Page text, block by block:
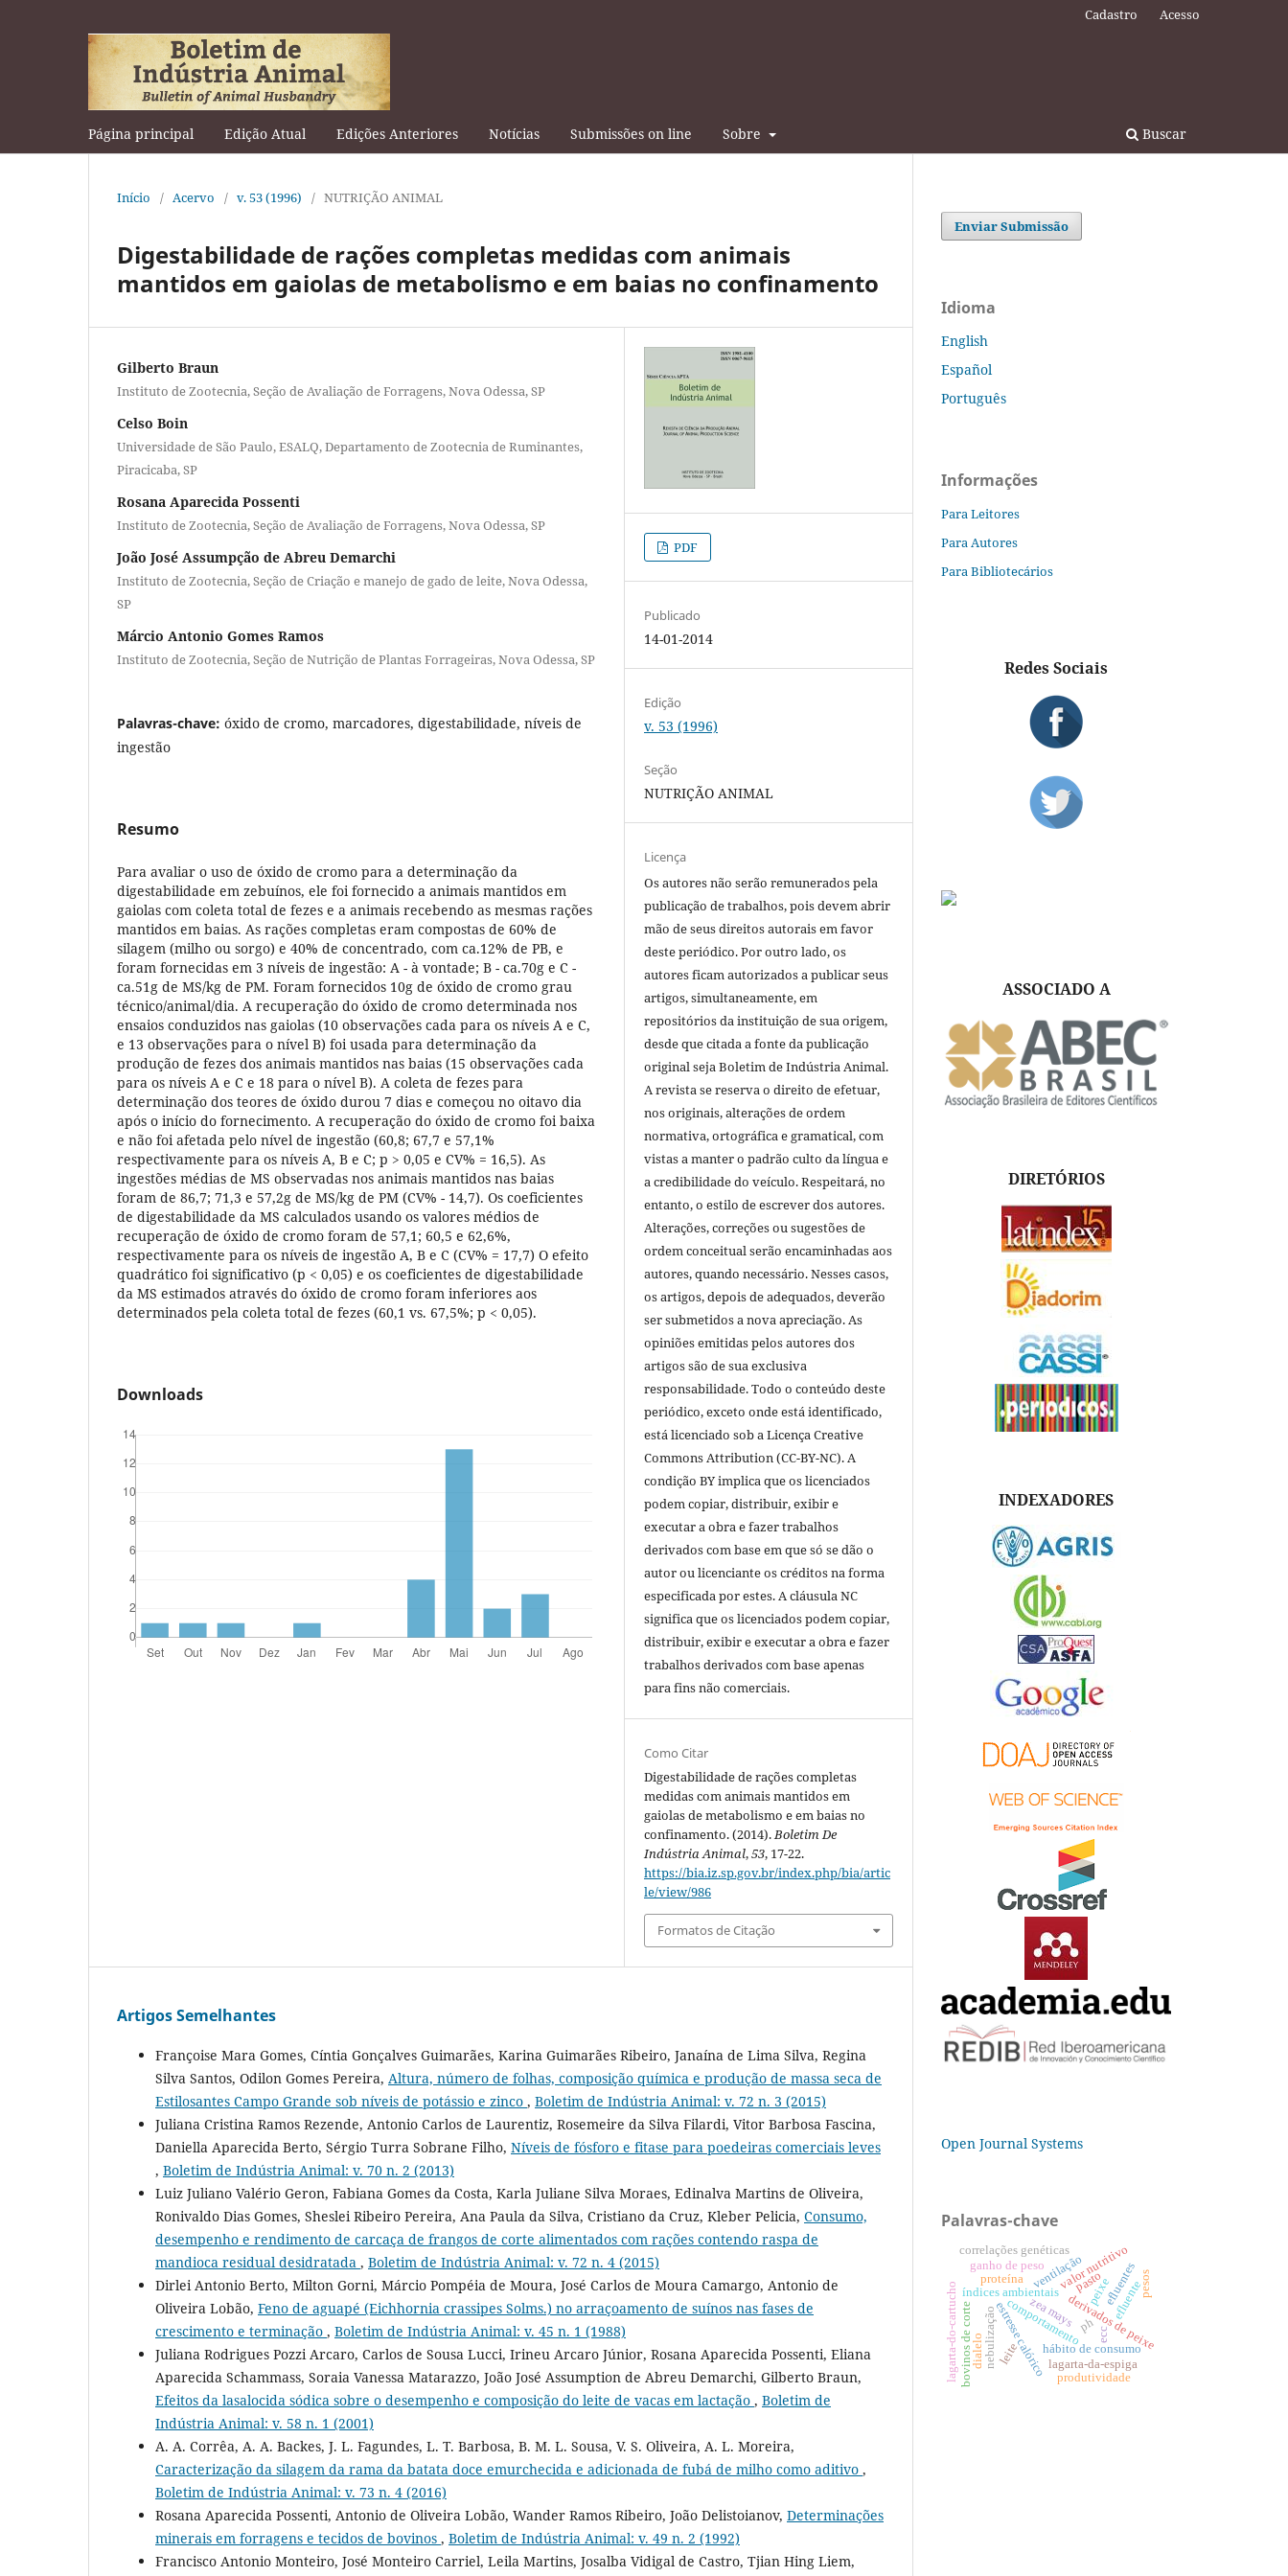
Página principal Edição Atual Edições Anteriores Notícias Submissões on line Sobre Buscar
Cadastro Acesso
Início / Acervo / v. 53 (1996) / NUTRIÇÃO ANIMAL
Digestabilidade de rações completas medidas com animais
mantidos em gaiolas de metabolismo e em baias no confinamento
Gilberto Braun
Instituto de Zootecnia, Seção de Avaliação de Forragens, Nova Odessa, SP
Celso Boin
Universidade de São Paulo, ESALQ, Departamento de Zootecnia de Ruminantes,
Piracicaba, SP
Rosana Aparecida Possenti
Instituto de Zootecnia, Seção de Avaliação de Forragens, Nova Odessa, SP
João José Assumpção de Abreu Demarchi
Instituto de Zootecnia, Seção de Criação e manejo de gado de leite, Nova Odessa,
SP
Márcio Antonio Gomes Ramos
Instituto de Zootecnia, Seção de Nutrição de Plantas Forrageiras, Nova Odessa, SP
Palavras-chave: óxido de cromo, marcadores, digestabilidade, níveis de
ingestão
Resumo
Para avaliar o uso de óxido de cromo para a determinação da
digestabilidade em zebuínos, ele foi fornecido a animais mantidos em
gaiolas com coleta total de fezes e a animais recebendo as mesmas rações
mantidos em baias. As rações completas eram compostas de 60% de
silagem (milho ou sorgo) e 40% de concentrado, com ca.12% de PB, e
foram fornecidas em 3 níveis de ingestão: A - à vontade; B - ca.70g e C -
ca.51g de MS/kg de PM. Foram fornecidos 10g de óxido de cromo grau
técnico/animal/dia. A recuperação do óxido de cromo determinada nos
ensaios conduzidos nas gaiolas (10 observações cada para os níveis A e C,
e 13 observações para o nível B) foi usada para determinação da
produção de fezes dos animais mantidos nas baias (15 observações cada
para os níveis A e C e 18 para o nível B). A coleta de fezes para
determinação dos teores de óxido durou 7 dias e começou no oitavo dia
após o início do fornecimento. A recuperação do óxido de cromo foi baixa
e não foi afetada pelo nível de ingestão (60,8; 67,7 e 57,1%
respectivamente para os níveis A, B e C; p > 0,05 e CV% = 16,5). As
ingestões médias de MS observadas nos animais mantidos nas baias
foram de 86,7; 71,3 e 57,2g de MS/kg de PM (CV% - 14,7). Os coeficientes
de digestabilidade da MS calculados usando os valores médios de
recuperação de óxido de cromo foram de 57,1; 60,5 e 62,6%,
respectivamente para os níveis de ingestão A, B e C (CV% = 17,7) O efeito
quadrático foi significativo (p < 0,05) e os coeficientes de digestabilidade
da MS estimados através do óxido de cromo foram inferiores aos
determinados pela coleta total de fezes (60,1 vs. 67,5%; p < 0,05).
Downloads
PDF
Publicado
14-01-2014
Edição
v. 53 (1996)
Seção
NUTRIÇÃO ANIMAL
Licença
Os autores não serão remunerados pela
publicação de trabalhos, pois devem abrir
mão de seus direitos autorais em favor
deste periódico. Por outro lado, os
autores ficam autorizados a publicar seus
artigos, simultaneamente, em
repositórios da instituição de sua origem,
desde que citada a fonte da publicação
original seja Boletim de Indústria Animal.
A revista se reserva o direito de efetuar,
nos originais, alterações de ordem
normativa, ortográfica e gramatical, com
vistas a manter o padrão culto da língua e
a credibilidade do veículo. Respeitará, no
entanto, o estilo de escrever dos autores.
Alterações, correções ou sugestões de
ordem conceitual serão encaminhadas aos
autores, quando necessário. Nesses casos,
os artigos, depois de adequados, deverão
ser submetidos a nova apreciação. As
opiniões emitidas pelos autores dos
artigos são de sua exclusiva
responsabilidade. Todo o conteúdo deste
periódico, exceto onde está identificado,
está licenciado sob a Licença Creative
Commons Attribution (CC-BY-NC). A
condição BY implica que os licenciados
podem copiar, distribuir, exibir e
executar a obra e fazer trabalhos
derivados com base em que só se dão o
autor ou licenciante os créditos na forma
especificada por estes. A cláusula NC
significa que os licenciados podem copiar,
distribuir, exibir e executar a obra e fazer
trabalhos derivados com base apenas
para fins não comerciais.
Como Citar
Digestabilidade de rações completas
medidas com animais mantidos em
gaiolas de metabolismo e em baias no
confinamento. (2014).Boletim De
Indústria Animal,53, 17-22.
https://bia.iz.sp.gov.br/index.php/bia/artic
le/view/986
Formatos de Citação
Artigos Semelhantes
Françoise Mara Gomes, Cíntia Gonçalves Guimarães, Karina Guimarães Ribeiro, Janaína de Lima Silva, Regina
Silva Santos, Odilon Gomes Pereira, Altura, número de folhas, composição química e produção de massa seca de
Estilosantes Campo Grande sob níveis de potássio e zinco , Boletim de Indústria Animal: v. 72 n. 3 (2015)
Juliana Cristina Ramos Rezende, Antonio Carlos de Laurentiz, Rosemeire da Silva Filardi, Vitor Barbosa Fascina,
Daniella Aparecida Berto, Sérgio Turra Sobrane Filho, Níveis de fósforo e fitase para poedeiras comerciais leves
, Boletim de Indústria Animal: v. 70 n. 2 (2013)
Luiz Juliano Valério Geron, Fabiana Gomes da Costa, Karla Juliane Silva Moraes, Edinalva Martins de Oliveira,
Ronivaldo Dias Gomes, Sheslei Ribeiro Pereira, Ana Paula da Silva, Cristiano da Cruz, Kleber Pelicia, Consumo,
desempenho e rendimento de carcaça de frangos de corte alimentados com rações contendo raspa de
mandioca residual desidratada , Boletim de Indústria Animal: v. 72 n. 4 (2015)
Dirlei Antonio Berto, Milton Gorni, Márcio Pompéia de Moura, José Carlos de Moura Camargo, Antonio de
Oliveira Lobão, Feno de aguapé (Eichhornia crassipes Solms.) no arraçoamento de suínos nas fases de
crescimento e terminação , Boletim de Indústria Animal: v. 45 n. 1 (1988)
Juliana Rodrigues Pozzi Arcaro, Carlos de Sousa Lucci, Irineu Arcaro Júnior, Rosana Aparecida Possenti, Eliana
Aparecida Schammass, Soraia Vanessa Matarazzo, João José Assumption de Abreu Demarchi, Gilberto Braun,
Efeitos da lasalocida sódica sobre o desempenho e composição do leite de vacas em lactação , Boletim de
Indústria Animal: v. 58 n. 1 (2001)
A. A. Corrêa, A. A. Backes, J. L. Fagundes, L. T. Barbosa, B. M. L. Sousa, V. S. Oliveira, A. L. Moreira,
Caracterização da silagem da rama da batata doce emurchecida e adicionada de fubá de milho como aditivo ,
Boletim de Indústria Animal: v. 73 n. 4 (2016)
Rosana Aparecida Possenti, Antonio de Oliveira Lobão, Wander Ramos Ribeiro, João Delistoianov, Determinações
minerais em forragens e tecidos de bovinos , Boletim de Indústria Animal: v. 49 n. 2 (1992)
Francisco Antonio Monteiro, José Monteiro Carriel, Leila Martins, Josalba Vidigal de Castro, Tjian Hing Liem,
Enviar Submissão
Idioma
English
Español
Português
Informações
Para Leitores
Para Autores
Para Bibliotecários
Redes Sociais
ASSOCIADO A
DIRETÓRIOS
INDEXADORES
Open Journal Systems
Palavras-chave
peixe
derivados de peixe
hábito de consumo
comportamento
estresse calórico
índices ambientais
nebulização
ventilação
efluente
ph
proteína
lagarta-do-cartucho lagarta-da-espiga
zea mays
valor nutritivo
efluentes
bovinos de corte
correlações genéticas
pesos
produtividade
ganho de peso
pasto
leite
ecc
dialelo